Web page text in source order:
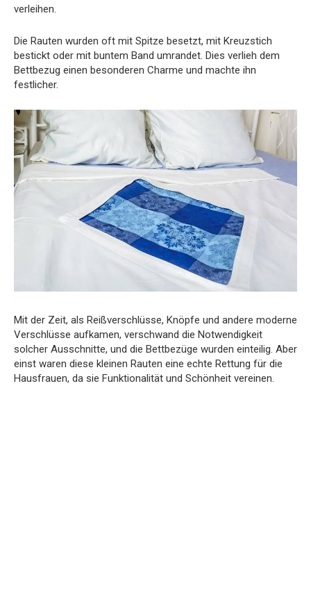
verleihen.
Die Rauten wurden oft mit Spitze besetzt, mit Kreuzstich
bestickt oder mit buntem Band umrandet. Dies verlieh dem
Bettbezug einen besonderen Charme und machte ihn
festlicher.
Mit der Zeit, als Reißverschlüsse, Knöpfe und andere moderne
Verschlüsse aufkamen, verschwand die Notwendigkeit
solcher Ausschnitte, und die Bettbezüge wurden einteilig. Aber
einst waren diese kleinen Rauten eine echte Rettung für die
Hausfrauen, da sie Funktionalität und Schönheit vereinen.